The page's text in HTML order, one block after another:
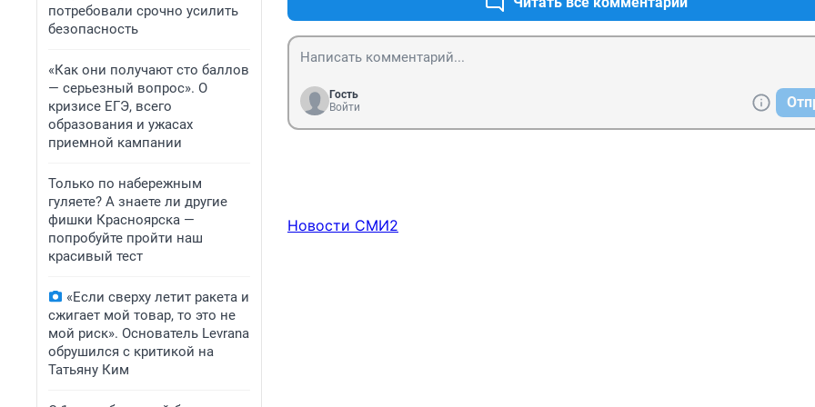
потребовали срочно усилить
безопасность
«Как они получают сто баллов
— серьезный вопрос». О
кризисе ЕГЭ, всего
образования и ужасах
приемной кампании
Только по набережным
гуляете? А знаете ли другие
фишки Красноярска —
попробуйте пройти наш
красивый тест
«Если сверху летит ракета и
сжигает мой товар, то это не
мой риск». Основатель Levrana
обрушился с критикой на
Татьяну Ким
Гость
Войти
Новости СМИ2